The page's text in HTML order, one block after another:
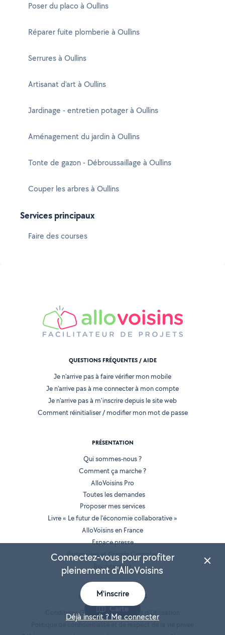
Poser du placo à Oullins
Réparer fuite plomberie à Oullins
Serrures à Oullins
Artisanat d'art à Oullins
Jardinage - entretien potager à Oullins
Aménagement du jardin à Oullins
Tonte de gazon - Débroussaillage à Oullins
Couper les arbres à Oullins
Services principaux
Faire des courses
Carte
QUESTIONS FRÉQUENTES / AIDE
Je n'arrive pas à faire vérifier mon mobile
Je n'arrive pas à me connecter à mon compte
Je n'arrive pas à m'inscrire depuis le site web
Comment réinitialiser / modifier mon mot de passe
PRÉSENTATION
Qui sommes-nous ?
Comment ça marche ?
AlloVoisins Pro
Toutes les demandes
Proposer mes services
Livre « Le futur de l'économie collaborative »
AlloVoisins en France
Espace presse
Partenaires et Grands Comptes
Recrutement
INFORMATIONS LÉGALES
Conditions Générales de Vente et d'Utilisation
Politique de confidentialité et de respect de la vie privée
Connectez-vous pour profiter
pleinement d'AlloVoisins
M'inscrire
Déjà inscrit ? Me connecter